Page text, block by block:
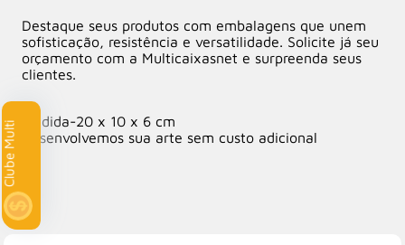
Destaque seus produtos com embalagens que unem
sofisticação, resistência e versatilidade. Solicite já seu
orçamento com a Multicaixasnet e surpreenda seus
clientes.
Medida-20 x 10 x 6 cm
Desenvolvemos sua arte sem custo adicional
Multi